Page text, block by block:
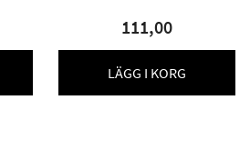
111,00
LÄGG I KORG